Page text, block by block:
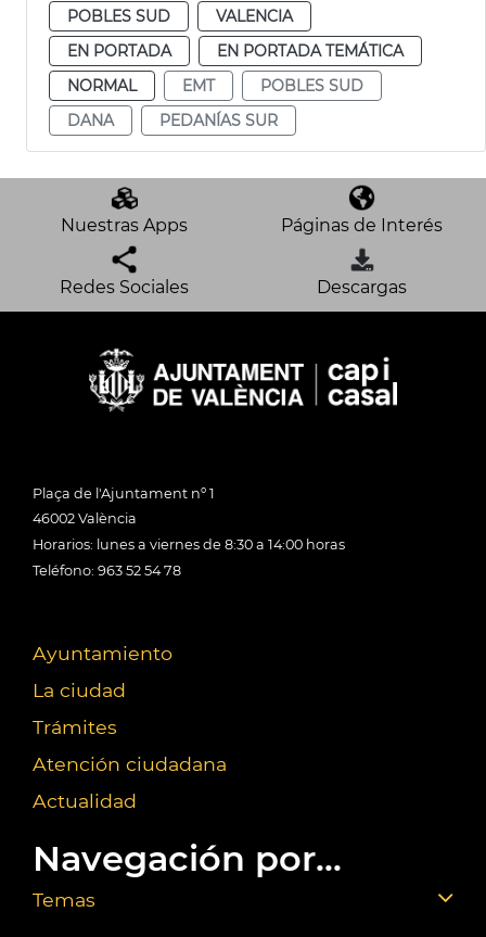
POBLES SUD
VALENCIA
EN PORTADA
EN PORTADA TEMÁTICA
NORMAL
EMT
POBLES SUD
DANA
PEDANÍAS SUR
Nuestras Apps Páginas de Interés
Redes Sociales Descargas
Plaça de l'Ajuntament nº 1
46002 València
Horarios: lunes a viernes de 8:30 a 14:00 horas
Teléfono: 963 52 54 78
Ayuntamiento
La ciudad
Trámites
Atención ciudadana
Actualidad
Navegación por...
Temas